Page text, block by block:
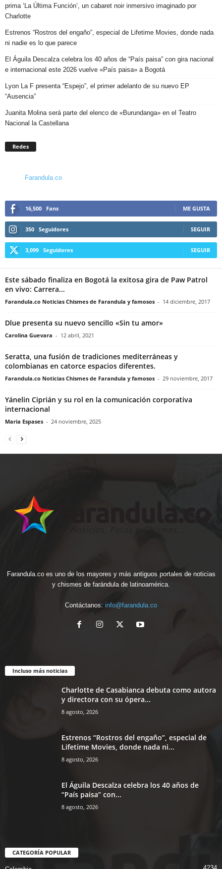
prima ‘La Última Función’, un cabaret noir inmersivo imaginado por
Charlotte
Estrenos “Rostros del engaño”, especial de Lifetime Movies, donde nada
ni nadie es lo que parece
El Águila Descalza celebra los 40 años de “País paisa” con gira nacional
e internacional este 2026 vuelve «País paisa» a Bogotá
Lyon La F presenta “Espejo”, el primer adelanto de su nuevo EP
“Ausencia”
Juanita Molina será parte del elenco de «Burundanga» en el Teatro
Nacional la Castellana
Redes
Farandula.co
16,500 Fans ME GUSTA
350 Seguidores SEGUIR
3,099 Seguidores SEGUIR
Este sábado finaliza en Bogotá la exitosa gira de Paw Patrol
en vivo: Carrera...
Farandula.co Noticias Chismes de Farandula y famosos - 14 diciembre, 2017
Dlue presenta su nuevo sencillo «Sin tu amor»
Carolina Guevara - 12 abril, 2021
Seratta, una fusión de tradiciones mediterráneas y
colombianas en catorce espacios diferentes.
Farandula.co Noticias Chismes de Farandula y famosos - 29 noviembre, 2017
Yánelin Ciprián y su rol en la comunicación corporativa
internacional
Maria Espases - 24 noviembre, 2025
Farandula.co es uno de los mayores y más antiguos portales de noticias
y chismes de farándula de latinoamérica.
Contáctanos: info@farandula.co
Incluso más noticias
Charlotte de Casabianca debuta como autora
y directora con su ópera...
8 agosto, 2026
Estrenos “Rostros del engaño”, especial de
Lifetime Movies, donde nada ni...
8 agosto, 2026
El Águila Descalza celebra los 40 años de
“País paisa” con...
8 agosto, 2026
CATEGORÍA POPULAR